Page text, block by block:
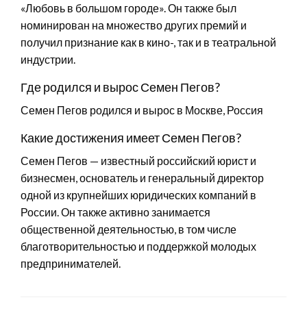
«Любовь в большом городе». Он также был
номинирован на множество других премий и
получил признание как в кино-, так и в театральной
индустрии.
Где родился и вырос Семен Пегов?
Семен Пегов родился и вырос в Москве, Россия
Какие достижения имеет Семен Пегов?
Семен Пегов — известный российский юрист и
бизнесмен, основатель и генеральный директор
одной из крупнейших юридических компаний в
России. Он также активно занимается
общественной деятельностью, в том числе
благотворительностью и поддержкой молодых
предпринимателей.